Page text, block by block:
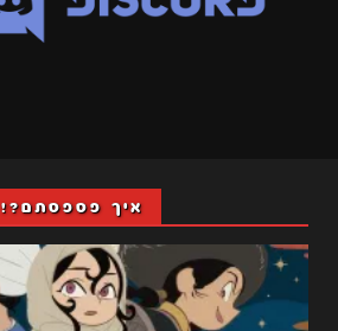
איך פספסתם?!